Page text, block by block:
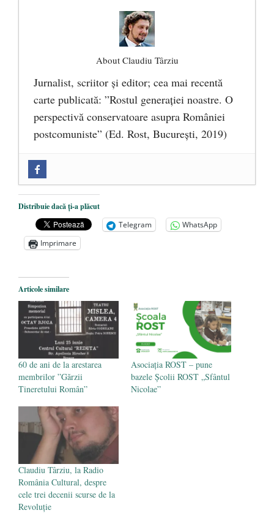
About Claudiu Târziu
Jurnalist, scriitor şi editor; cea mai recentă
carte publicată: ”Rostul generației noastre. O
perspectivă conservatoare asupra României
postcomuniste” (Ed. Rost, București, 2019)
Târziu cere anchetă a Parchetului
European și reforme pentru a bloca
achizițiile la suprapreț - 13 august 2025
Dragi prieteni din Constanța
România nu știe să își folosească și să își
protejeze resursele
Distribuie dacă ți-a plăcut
Telegram
WhatsApp
Imprimare
Articole similare
60 de ani de la arestarea
membrilor ”Gărzii
Tineretului Român”
Asociația ROST – pune
bazele Școlii ROST „Sfântul
Nicolae”
Claudiu Târziu, la Radio
România Cultural, despre
cele trei decenii scurse de la
Revoluție